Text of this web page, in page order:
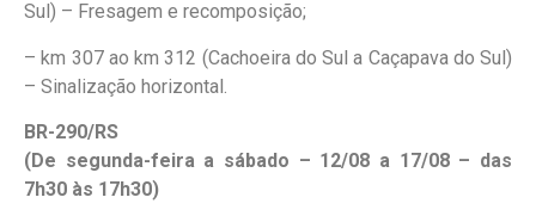
Sul) – Fresagem e recomposição;
– km 307 ao km 312 (Cachoeira do Sul a Caçapava do Sul)
– Sinalização horizontal.
BR-290/RS
(De segunda-feira a sábado – 12/08 a 17/08 – das
7h30 às 17h30)